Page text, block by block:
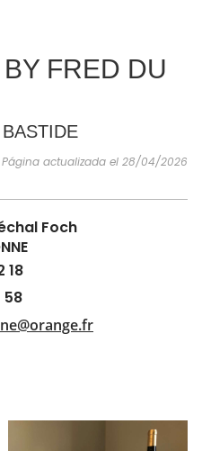
INSPIRACIONES
FRED DU
Página actualizada el 28/04/2026
Foch
18
58